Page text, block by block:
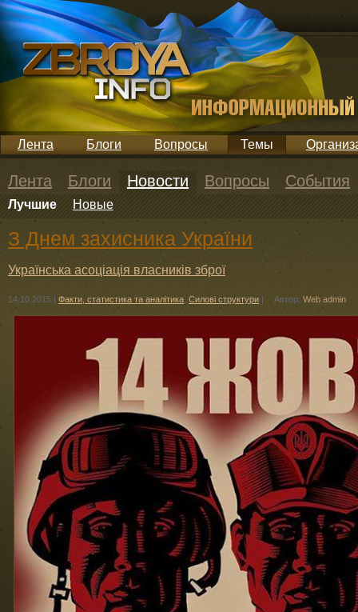
Лента Блоги Вопросы Темы
Лента Блоги Новости Вопросы События
Лучшие Новые
З Днем захисника України
Українська асоціація власників зброї
14.10.2015 | Факти, статистика та аналітика Силові структури | Автор: Web admin